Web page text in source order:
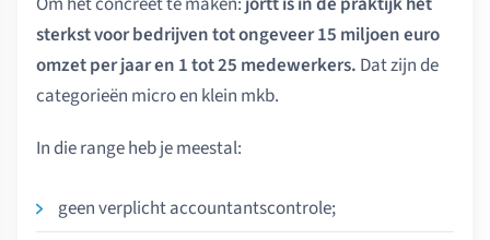
sterkst voor bedrijven tot ongeveer 15 miljoen euro
omzet per jaar en 1 tot 25 medewerkers. Dat zijn de
categorieën micro en klein mkb.
In die range heb je meestal:
geen verplicht accountantscontrole;